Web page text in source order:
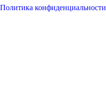
Политика конфиденциальности